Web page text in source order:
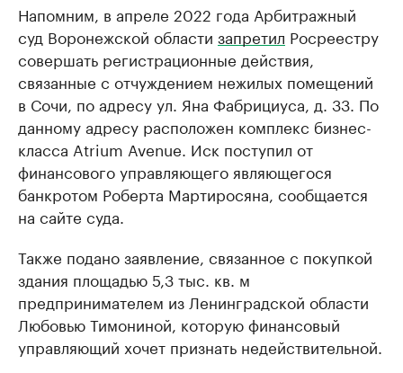
Напомним, в апреле 2022 года Арбитражный
суд Воронежской области запретил Росреестру
совершать регистрационные действия,
связанные с отчуждением нежилых помещений
в Сочи, по адресу ул. Яна Фабрициуса, д. 33. По
данному адресу расположен комплекс бизнес-
класса Atrium Avenue. Иск поступил от
финансового управляющего являющегося
банкротом Роберта Мартиросяна, сообщается
на сайте суда.
Также подано заявление, связанное с покупкой
здания площадью 5,3 тыс. кв. м
предпринимателем из Ленинградской области
Любовью Тимониной, которую финансовый
управляющий хочет признать недействительной.